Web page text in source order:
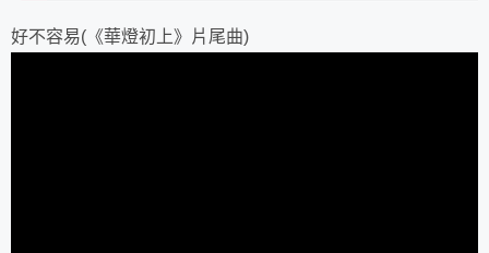
好不容易(《華燈初上》片尾曲)